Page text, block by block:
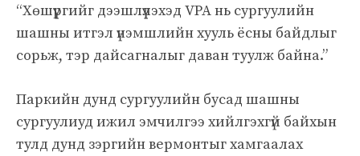
“Хөшүүргийг дээшлүүлэхэд VPA нь сургуулийн
шашны итгэл үнэмшлийн хууль ёсны байдлыг
сорьж, тэр дайсагналыг даван туулж байна.”
Паркийн дунд сургуулийн бусад шашны
сургуулиуд ижил эмчилгээ хийлгэхгүй байхын
тулд дунд зэргийн вермонтыг хамгаалах